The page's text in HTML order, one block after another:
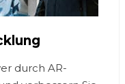
durch AR-